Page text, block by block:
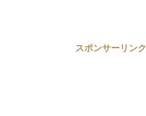
スポンサーリンク